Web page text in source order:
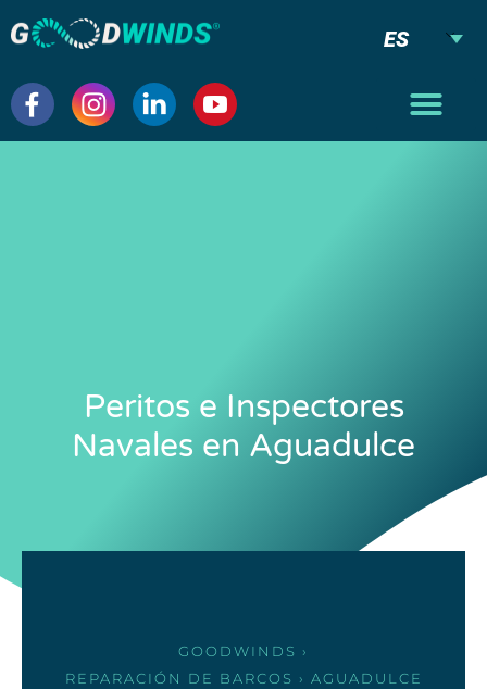
ES
Peritos e Inspectores
Navales en Aguadulce
GOODWINDS ›
REPARACIÓN DE BARCOS › AGUADULCE